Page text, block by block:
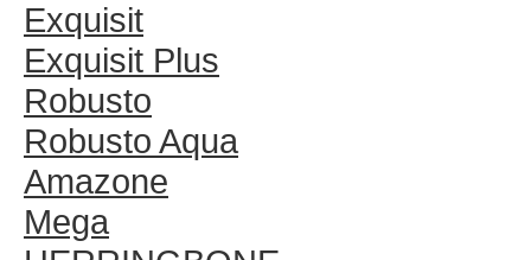
Exquisit
Exquisit Plus
Robusto
Robusto Aqua
Amazone
Mega